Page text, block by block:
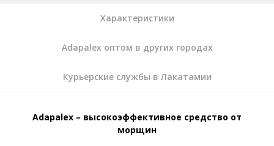
Характеристики
Adapalex оптом в других городах
Курьерские службы в Лакатамии
Adapalex – высокоэффективное средство от
морщин